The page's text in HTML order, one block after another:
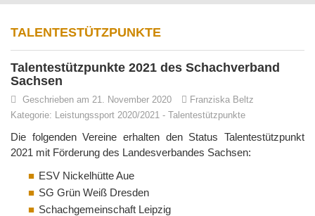
TALENTESTÜTZPUNKTE
Talentestützpunkte 2021 des Schachverband
Sachsen
Geschrieben am 21. November 2020
Franziska Beltz
Kategorie: Leistungssport 2020/2021 - Talentestützpunkte
Die folgenden Vereine erhalten den Status Talentestützpunkt
2021 mit Förderung des Landesverbandes Sachsen:
ESV Nickelhütte Aue
SG Grün Weiß Dresden
Schachgemeinschaft Leipzig